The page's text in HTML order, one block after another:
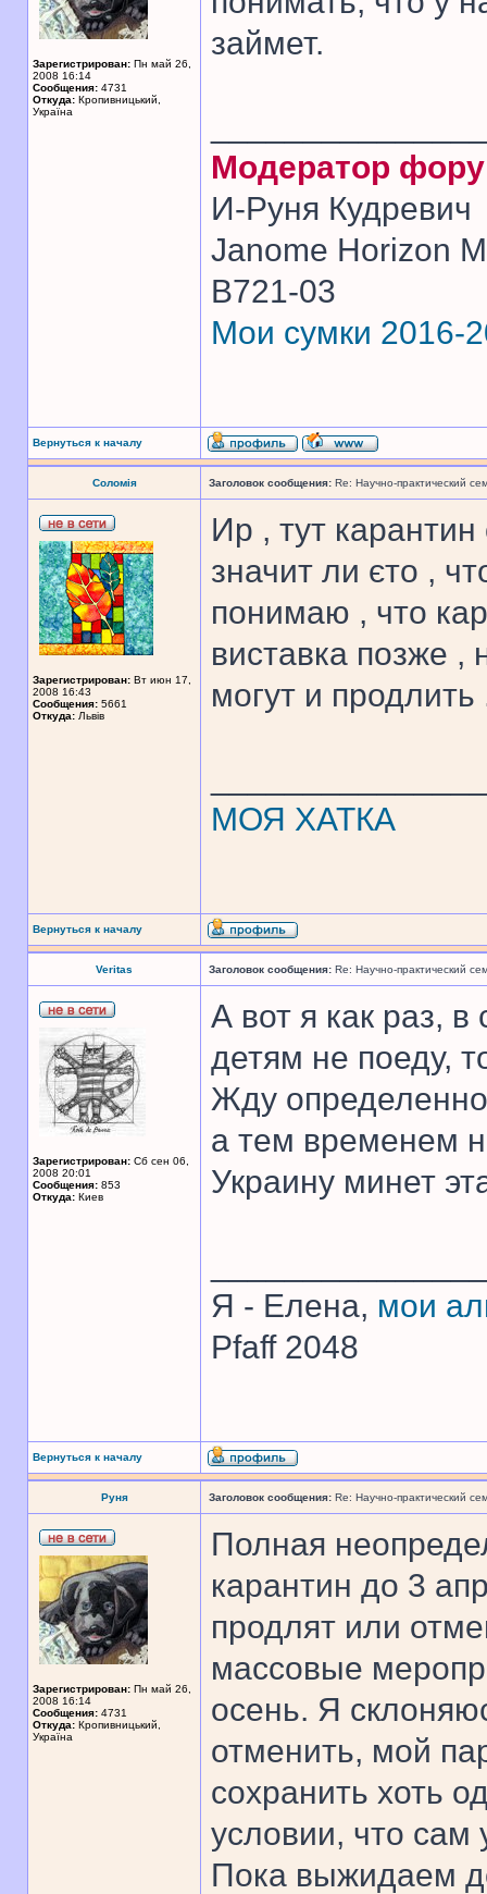
Зарегистрирован: Пн май 26,
2008 16:14
Сообщения: 4731
Откуда: Кропивницький,
Україна
займет.
Модератор
И-Руня Кудревич
Janome Horizon
B721-03
Мои сумки 2016-
Вернуться к началу
Соломія Заголовок сообщения: Re: Научно-практический
Зарегистрирован: Вт июн 17,
2008 16:43
Сообщения: 5661
Откуда: Львів
Ир , тут
значит ли єто ,
понимаю , что
виставка позже ,
могут и
МОЯ ХАТКА
Вернуться к началу
Veritas Заголовок сообщения: Re: Научно-практический
Зарегистрирован: Сб сен 06,
2008 20:01
Сообщения: 853
Откуда: Киев
А вот я как раз,
детям не поеду,
Жду
а тем временем
Украину минет
Я - Елена, мои
Pfaff 2048
Вернуться к началу
Руня Заголовок сообщения: Re: Научно-практический
Зарегистрирован: Пн май 26,
2008 16:14
Сообщения: 4731
Откуда: Кропивницький,
Україна
Полная
карантин до 3
продлят или
массовые
осень. Я
отменить, мой
сохранить хоть
условии, что сам
Пока выжидаем